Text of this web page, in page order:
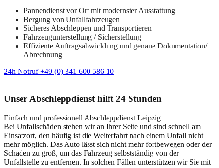
Pannendienst vor Ort mit modernster Ausstattung
Bergung von Unfallfahrzeugen
Sicheres Abschleppen und Transportieren
Fahrzeugunterstellung / Sicherstellung
Effiziente Auftragsabwicklung und genaue Dokumentation/
Abrechnung
24h Notruf +49 (0) 341 600 586 10
Unser Abschleppdienst hilft 24 Stunden
Einfach und professionell Abschleppdienst Leipzig
Bei Unfallschäden stehen wir an Ihrer Seite und sind schnell am
Einsatzort, den häufig ist die Weiterfahrt nach einem Unfall nicht
mehr möglich. Das Auto lässt sich nicht mehr fortbewegen oder der
Schaden zu groß, um das Fahrzeug selbstständig von der
Unfallstelle zu entfernen. In solchen Fällen unterstützen wir Sie mit